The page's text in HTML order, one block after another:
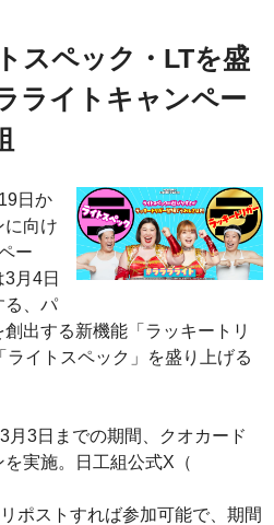
スペック・LTを盛
ライトキャンペー
日か
に向け
ー
月4日
る、パ
出する新機能「ラッキートリ
ライトスペック」を盛り上げる
月3日までの期間、クオカード
実施。日工組公式X（
ポストすれば参加可能で、期間